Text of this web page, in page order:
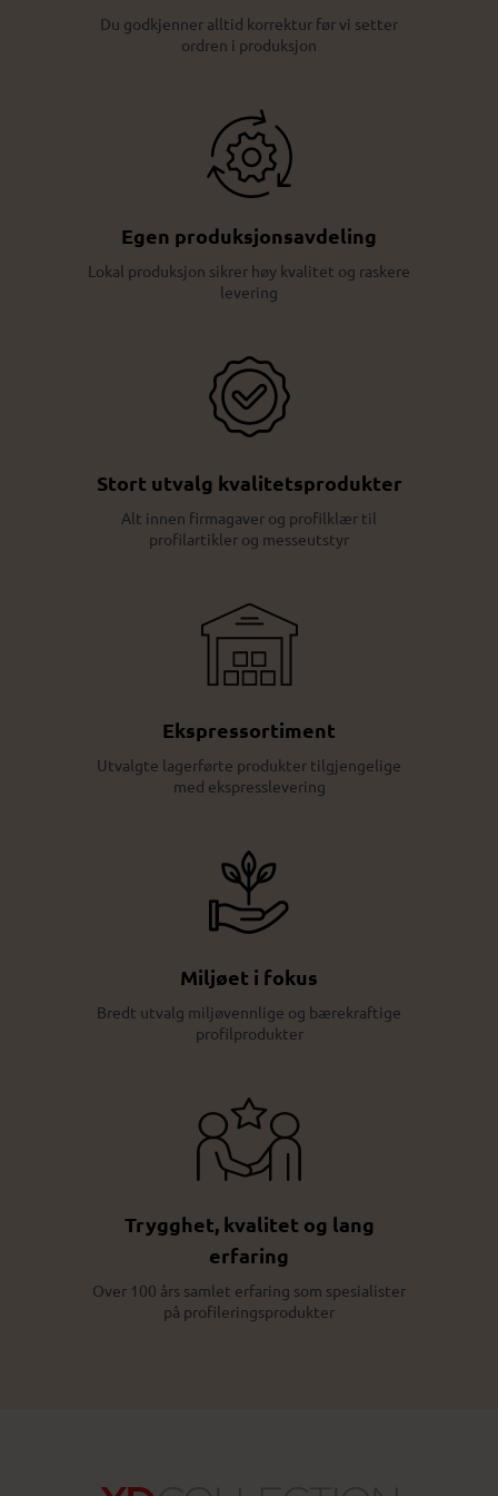
Du godkjenner alltid korrektur før vi setter
ordren i produksjon
Egen produksjonsavdeling
Lokal produksjon sikrer høy kvalitet og raskere
levering
Stort utvalg kvalitetsprodukter
Alt innen firmagaver og profilklær til
profilartikler og messeutstyr
Ekspressortiment
Utvalgte lagerførte produkter tilgjengelige
med ekspresslevering
Miljøet i fokus
Bredt utvalg miljøvennlige og bærekraftige
profilprodukter
Trygghet, kvalitet og lang
erfaring
Over 100 års samlet erfaring som spesialister
på profileringsprodukter